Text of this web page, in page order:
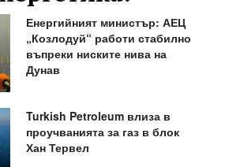
Енергийният министър: АЕЦ
„Козлодуй“ работи стабилно
въпреки ниските нива на
Дунав
Turkish Petroleum влиза в
проучванията за газ в блок
Хан Тервел